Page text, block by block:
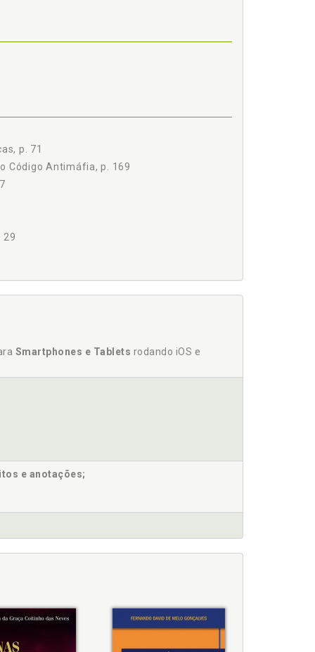
p. 71
Código Antimáfia, p. 169
29
p. 169
77
do Código Antimáfia, p. 169
p. 163
italiana, p. 77
Smartphones e Tablets rodando iOS e
e anotações;